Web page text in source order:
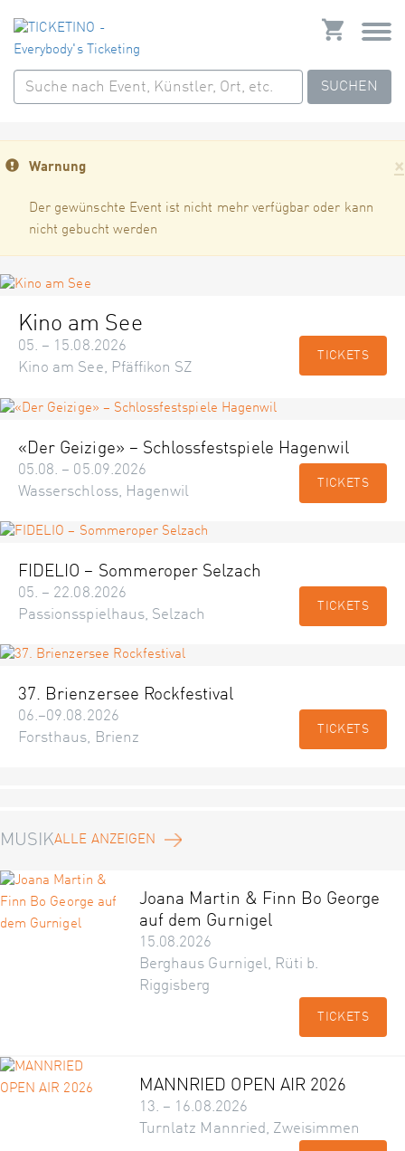
SUCHEN
×
Warnung
Der gewünschte Event ist nicht mehr verfügbar oder kann
nicht gebucht werden
Kino am See
05. – 15.08.2026
Kino am See, Pfäffikon SZ
TICKETS
«Der Geizige» – Schlossfestspiele Hagenwil
05.08. – 05.09.2026
Wasserschloss, Hagenwil
TICKETS
FIDELIO – Sommeroper Selzach
05. – 22.08.2026
Passionsspielhaus, Selzach
TICKETS
37. Brienzersee Rockfestival
06.–09.08.2026
Forsthaus, Brienz
TICKETS
MUSIKALLE ANZEIGEN
Joana Martin & Finn Bo George
auf dem Gurnigel
15.08.2026
Berghaus Gurnigel, Rüti b.
Riggisberg
TICKETS
MANNRIED OPEN AIR 2026
13. – 16.08.2026
Turnlatz Mannried, Zweisimmen